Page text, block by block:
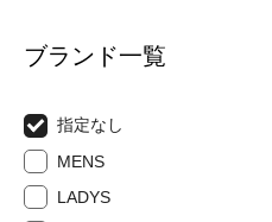
ブランド一覧
指定なし
MENS
LADYS